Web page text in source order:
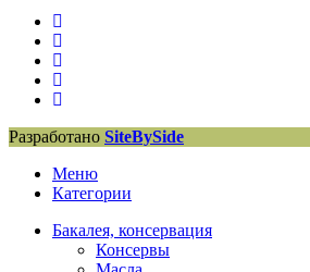
Разработано SiteBySide
Меню
Категории
Бакалея, консервация
Консервы